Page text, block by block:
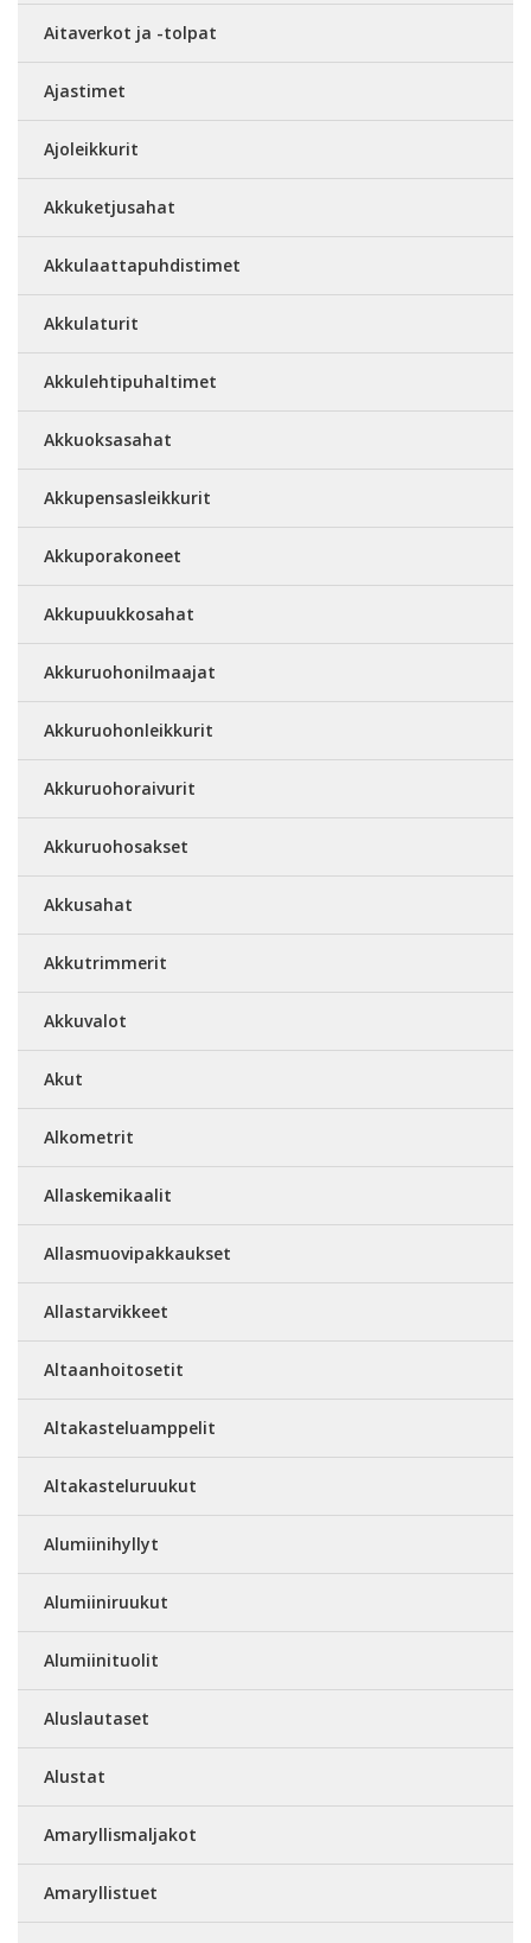
Aitaverkot ja -tolpat
Ajastimet
Ajoleikkurit
Akkuketjusahat
Akkulaattapuhdistimet
Akkulaturit
Akkulehtipuhaltimet
Akkuoksasahat
Akkupensasleikkurit
Akkuporakoneet
Akkupuukkosahat
Akkuruohonilmaajat
Akkuruohonleikkurit
Akkuruohoraivurit
Akkuruohosakset
Akkusahat
Akkutrimmerit
Akkuvalot
Akut
Alkometrit
Allaskemikaalit
Allasmuovipakkaukset
Allastarvikkeet
Altaanhoitosetit
Altakasteluamppelit
Altakasteluruukut
Alumiinihyllyt
Alumiiniruukut
Alumiinituolit
Aluslautaset
Alustat
Amaryllismaljakot
Amaryllistuet